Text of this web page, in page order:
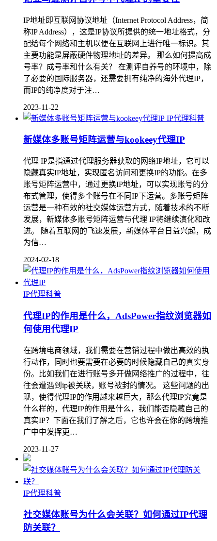
IP地址即互联网协议地址（Internet Protocol Address，简
称IP Address），这是IP协议所提供的统一地址格式，分
配给每个网络和主机以便在互联网上进行唯一标识。其
主要功能是屏蔽硬件物理地址的差异。 那么如何提高成
号率？成号率和什么有关？ 在测评自养号的环境中，除
了必要的国际服务器，还需要拥有纯净的海外代理IP，
而IP的纯净度对于注…
2023-11-22
IP代理科普
新媒体多账号矩阵运营与kookeey代理IP
代理 IP是指通过代理服务器获取的网络IP地址，它可以
隐藏真实IP地址，实现匿名访问和更换IP的功能。在多
账号矩阵运营中，通过更换IP地址，可以实现账号的分
布式管理，使得多个账号在不同IP下运营。多账号矩阵
运营是一种有效的社交媒体运营方式，随着技术的不断
发展，新媒体多账号矩阵运营与代理 IP将继续演化和改
进。 随着互联网的飞速发展，新媒体平台日益兴起，成
为信…
2024-02-18
IP代理科普
代理IP的作用是什么，AdsPower指纹浏览器如
何使用代理IP
在跨境电商领域，我们需要在营销过程中做出高效的执
行动作，同时也要需要在必要的时候隐藏自己的真实身
份。比如我们在进行账号多开做网络推广的过程中，往
往会遭遇到ip被关联，账号被封的情况。 这些问题的出
现，使得代理IP的作用越来越巨大，那么代理IP究竟是
什么样的，代理IP的作用是什么，我们能否隐藏自己的
真实IP？下面在我们了解之后，它也许会在你的跨境推
广中中发挥更…
2023-11-27
IP代理科普
社交媒体账号为什么会关联？如何通过IP代理
防关联？